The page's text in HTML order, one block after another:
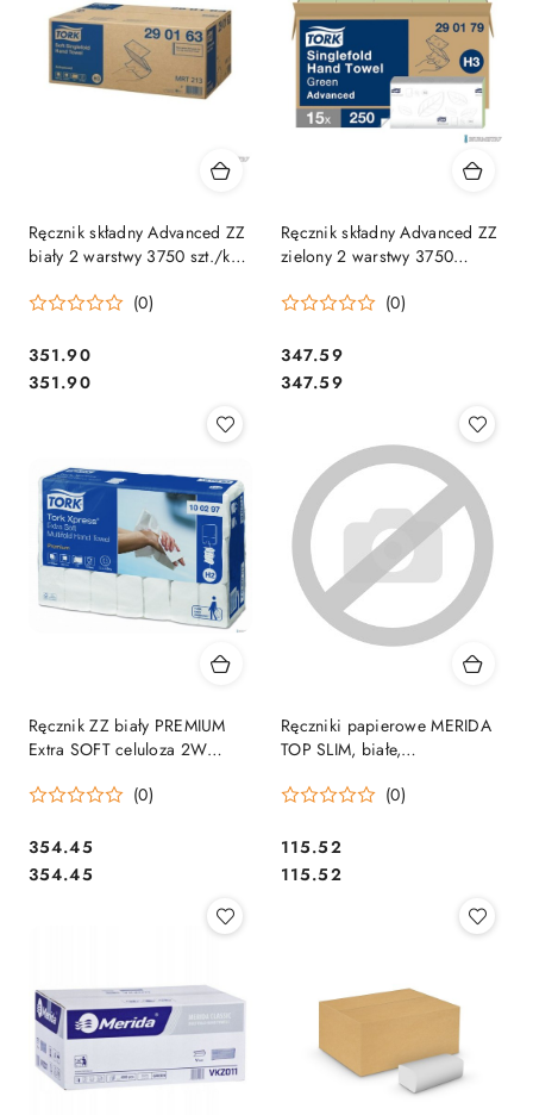
Ręcznik składny Advanced ZZ
biały 2 warstwy 3750 szt./kart
(0)
Cena:
351.90
Cena:
351.90
Ręcznik składny Advanced ZZ
zielony 2 warstwy 3750
15x25
(0)
Cena:
347.59
Cena:
347.59
Ręcznik ZZ biały PREMIUM
Extra SOFT celuloza 2W
(0)
Cena:
354.45
Cena:
354.45
Ręczniki papierowe MERIDA
TOP SLIM, białe,
(0)
Cena:
115.52
Cena:
115.52